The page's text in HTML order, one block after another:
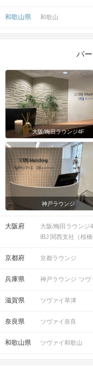
会場
注意事項
時間
※
人数
8
持ち物
和歌山県 和歌山
パ
大阪/梅田ラウンジ4F
神戸ラウンジ
大阪府 大阪/梅田ラウンジ
IBJ 関西支社（桜橋
京都府 京都ラウンジ
兵庫県 神戸ラウンジ ツヴ
滋賀県 ツヴァイ草津
奈良県 ツヴァイ奈良
和歌山県 ツヴァイ和歌山